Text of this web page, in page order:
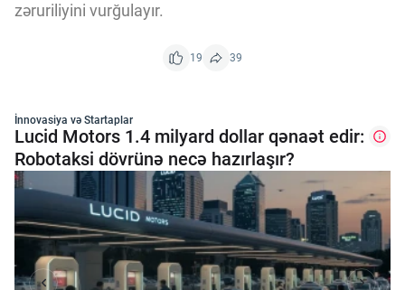
zəruriliyini vurğulayır.
19 39
İnnovasiya və Startaplar
Lucid Motors 1.4 milyard dollar qənaət edir:
Robotaksi dövrünə necə hazırlaşır?